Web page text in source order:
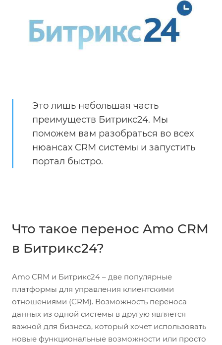
Это лишь небольшая часть
преимуществ Битрикс24. Мы
поможем вам разобраться во всех
нюансах CRM системы и запустить
портал быстро.
Что такое перенос Amo CRM
в Битрикс24?
Amo CRM и Битрикс24 – две популярные
платформы для управления клиентскими
отношениями (CRM). Возможность переноса
данных из одной системы в другую является
важной для бизнеса, который хочет использовать
новые функциональные возможности или просто